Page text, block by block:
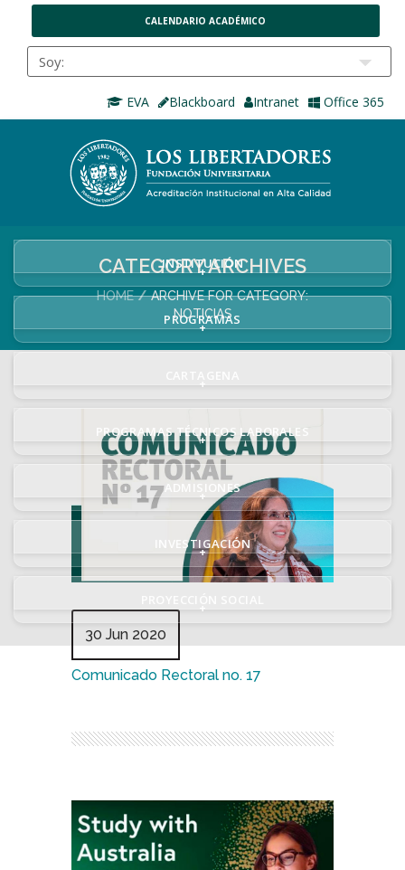
CALENDARIO ACADÉMICO
EVA Blackboard Intranet Office 365
INSTITUCIÓN
+
PROGRAMAS
+
+
PROGRAMAS TÉCNICOS LABORALES
+
ADMISIONES
+
INVESTIGACIÓN
+
+
CATEGORY ARCHIVES
HOME
ARCHIVE FOR CATEGORY:
NOTICIAS
30 Jun 2020
Comunicado Rectoral no. 17